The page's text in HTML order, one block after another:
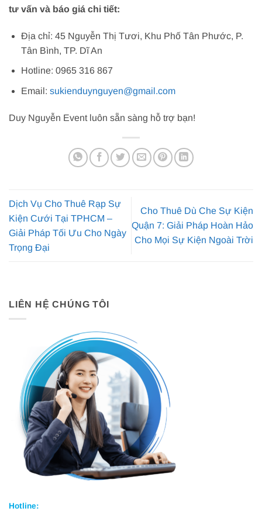
tư vấn và báo giá chi tiết:
Địa chỉ: 45 Nguyễn Thị Tươi, Khu Phố Tân Phước, P.
Tân Bình, TP. Dĩ An
Hotline: 0965 316 867
Email: sukienduynguyen@gmail.com
Duy Nguyễn Event luôn sẵn sàng hỗ trợ bạn!
Dịch Vụ Cho Thuê Rạp Sự
Kiện Cưới Tại TPHCM –
Giải Pháp Tối Ưu Cho Ngày
Trọng Đại
Cho Thuê Dù Che Sự Kiện
Quận 7: Giải Pháp Hoàn Hảo
Cho Mọi Sự Kiện Ngoài Trời
LIÊN HỆ CHÚNG TÔI
Hotline: